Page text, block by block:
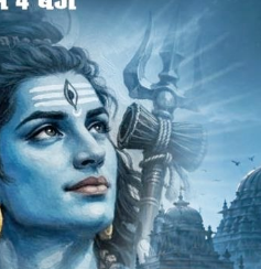
आयुक्त उच्च शिक्षा विभाग
सीएम हेल्प लाईन से लेकर
का समय बीतने के बाद भी
को मंत्रालय द्वारा
दर्ज हो सकी हैं, ऐसे में
हर माह लाड़ली बहनों